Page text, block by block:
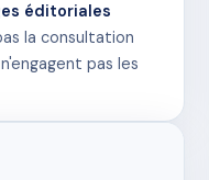
éditoriales
la consultation
pas les